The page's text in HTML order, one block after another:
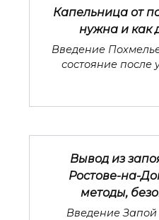
Капельница от
нужна и как
Введение
состояние после
Вывод из
Ростове-на-
методы,
Введение